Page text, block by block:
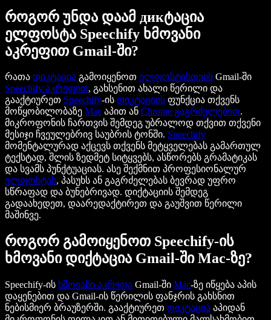
როგორ უნდა დაამ дикტაცია
ელფოსტა Speechify ხმოვანი
აკრეფით Gmail-ში?
რათა დიკტაცია გამოიყენოთ ელფოსტისთვის Gmail-ში
Speechify აკრეფით, გახსენით ახალი წერილი და
გააქტიურეთ Speechify-ის დიკტაციის ფუნქცია თქვენს
მოწყობილობაზე Mac აპით ან Chrome გაგრძელებით.
მიკროფონის ჩართვის შემდეგ უბრალოდ თქვით თქვენი
მესიჯი ჩვეულებრივ საუბრის ტონში. Speechify
მომენტალურად აქცევს თქვენს მეტყველებას გამართულ
ტექსტად, შლის ზედმეტ სიტყვებს, ასწორებს გრამატიკას
და სვამს პუნქტუაციას. ასე შექმნით პროფესიონალურ
ელფოსტას, პასუხს ან გაგრძელებას ბევრად უფრო
სწრაფად და ბუნებრივად. დიქტაციის შემდეგ
გადაახედეთ, დაარედაქტირეთ და გაუშვით წერილი
მაშინვე.
როგორ გამოიყენოთ Speechify-ის
ხმოვანი დიქტაცია Gmail-ში Mac-ზე?
Speechify-ის ხმოვანი აკრეფა Gmail-ში Mac-ზე იწყება აპის
დაყენებით და Gmail-ის წერილის ფანჯრის გახსნით
ნებისმიერ ბრაუზერში. გააქტიურეთ დიკტაცია აპიდან